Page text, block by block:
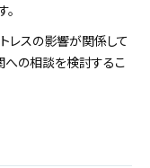
レスの影響が関係して
の相談を検討するこ